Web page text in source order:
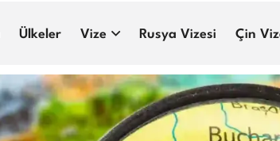
Ülkeler Vize Rusya Vizesi Çin